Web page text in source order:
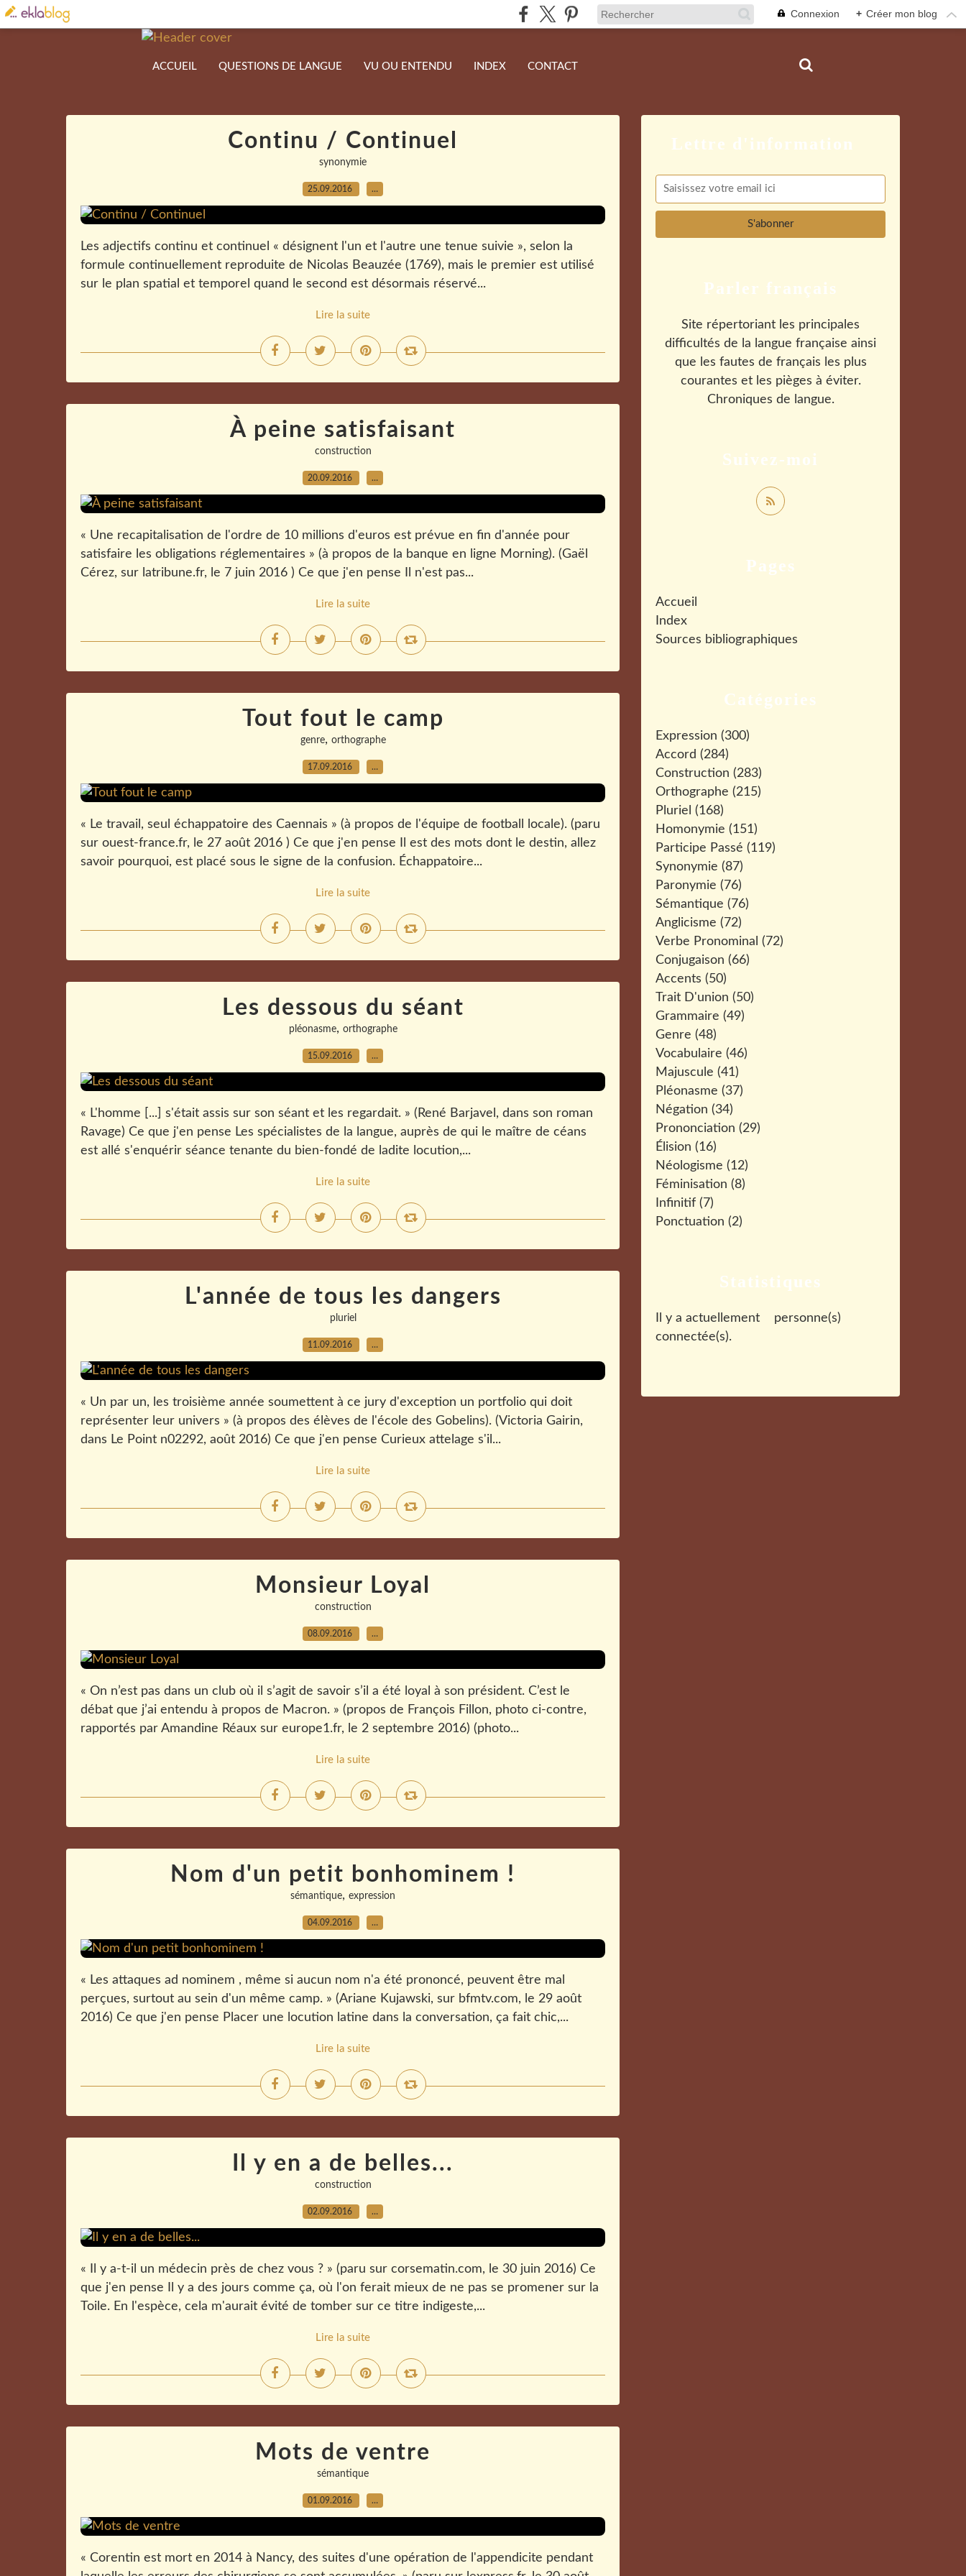
Connexion + Créer mon blog
ACCUEIL QUESTIONS DE LANGUE VU OU ENTENDU INDEX CONTACT
Continu / Continuel
synonymie
25.09.2016 …
Les adjectifs continu et continuel « désignent l'un et l'autre une tenue suivie », selon la
formule continuellement reproduite de Nicolas Beauzée (1769), mais le premier est utilisé
sur le plan spatial et temporel quand le second est désormais réservé...
Lire la suite
À peine satisfaisant
construction
20.09.2016 …
« Une recapitalisation de l'ordre de 10 millions d'euros est prévue en fin d'année pour
satisfaire les obligations réglementaires » (à propos de la banque en ligne Morning). (Gaël
Cérez, sur latribune.fr, le 7 juin 2016 ) Ce que j'en pense Il n'est pas...
Lire la suite
Tout fout le camp
genre, orthographe
17.09.2016 …
« Le travail, seul échappatoire des Caennais » (à propos de l'équipe de football locale). (paru
sur ouest-france.fr, le 27 août 2016 ) Ce que j'en pense Il est des mots dont le destin, allez
savoir pourquoi, est placé sous le signe de la confusion. Échappatoire...
Lire la suite
Les dessous du séant
pléonasme, orthographe
15.09.2016 …
« L'homme [...] s'était assis sur son séant et les regardait. » (René Barjavel, dans son roman
Ravage) Ce que j'en pense Les spécialistes de la langue, auprès de qui le maître de céans
est allé s'enquérir séance tenante du bien-fondé de ladite locution,...
Lire la suite
L'année de tous les dangers
pluriel
11.09.2016 …
« Un par un, les troisième année soumettent à ce jury d'exception un portfolio qui doit
représenter leur univers » (à propos des élèves de l'école des Gobelins). (Victoria Gairin,
dans Le Point n02292, août 2016) Ce que j'en pense Curieux attelage s'il...
Lire la suite
Monsieur Loyal
construction
08.09.2016 …
« On n’est pas dans un club où il s’agit de savoir s’il a été loyal à son président. C’est le
débat que j’ai entendu à propos de Macron. » (propos de François Fillon, photo ci-contre,
rapportés par Amandine Réaux sur europe1.fr, le 2 septembre 2016) (photo...
Lire la suite
Nom d'un petit bonhominem !
sémantique, expression
04.09.2016 …
« Les attaques ad nominem , même si aucun nom n'a été prononcé, peuvent être mal
perçues, surtout au sein d'un même camp. » (Ariane Kujawski, sur bfmtv.com, le 29 août
2016) Ce que j'en pense Placer une locution latine dans la conversation, ça fait chic,...
Lire la suite
Il y en a de belles...
construction
02.09.2016 …
« Il y a-t-il un médecin près de chez vous ? » (paru sur corsematin.com, le 30 juin 2016) Ce
que j'en pense Il y a des jours comme ça, où l'on ferait mieux de ne pas se promener sur la
Toile. En l'espèce, cela m'aurait évité de tomber sur ce titre indigeste,...
Lire la suite
Mots de ventre
sémantique
01.09.2016 …
« Corentin est mort en 2014 à Nancy, des suites d'une opération de l'appendicite pendant
Catégories
Expression (300)
Accord (284)
Construction (283)
Orthographe (215)
Pluriel (168)
Homonymie (151)
Participe Passé (119)
Synonymie (87)
Paronymie (76)
Sémantique (76)
Anglicisme (72)
Verbe Pronominal (72)
Conjugaison (66)
Accents (50)
Trait D'union (50)
Grammaire (49)
Genre (48)
Vocabulaire (46)
Majuscule (41)
Pléonasme (37)
Négation (34)
Prononciation (29)
Élision (16)
Néologisme (12)
Féminisation (8)
Infinitif (7)
Ponctuation (2)
Pages
Accueil
Index
Sources bibliographiques
Suivez-moi
Parler français
Site répertoriant les principales
difficultés de la langue française ainsi
que les fautes de français les plus
courantes et les pièges à éviter.
Chroniques de langue.
Statistiques
Il y a actuellement
personne(s)
connectée(s).